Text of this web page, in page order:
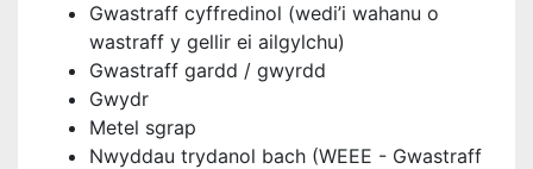
Gwastraff cyffredinol (wedi’i wahanu o
wastraff y gellir ei ailgylchu)
Gwastraff gardd / gwyrdd
Gwydr
Metel sgrap
Nwyddau trydanol bach (WEEE - Gwastraff